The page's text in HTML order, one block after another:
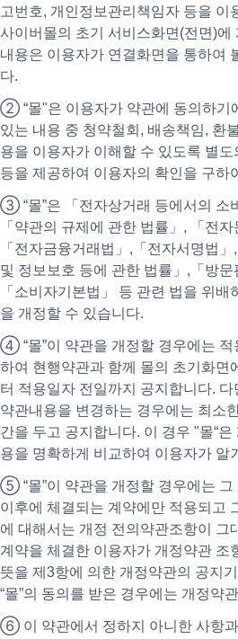
고번호, 개인정보관리책임자 등을 이
사이버몰의 초기 서비스화면(전면)에
내용은 이용자가 연결화면을 통하여
다.
② “몰"은 이용자가 약관에 동의하기
있는 내용 중 청약철회, 배송책임, 환
용을 이용자가 이해할 수 있도록 별
등을 제공하여 이용자의 확인을 구하
③ “몰”은 「전자상거래 등에서의 소
「약관의 규제에 관한 법률」, 「전
「전자금융거래법」,「전자서명법
및 정보보호 등에 관한 법률」,「방
「소비자기본법」 등 관련 법을 위
을 개정할 수 있습니다.
④ “몰”이 약관을 개정할 경우에는 적
하여 현행약관과 함께 몰의 초기화면
터 적용일자 전일까지 공지합니다. 다
약관내용을 변경하는 경우에는 최소
간을 두고 공지합니다. 이 경우 "몰“
용을 명확하게 비교하여 이용자가 알
⑤ “몰”이 약관을 개정할 경우에는 그
이후에 체결되는 계약에만 적용되고
에 대해서는 개정 전의약관조항이 그
계약을 체결한 이용자가 개정약관 조
뜻을 제3항에 의한 개정약관의 공지
“몰”의 동의를 받은 경우에는 개정약
⑥ 이 약관에서 정하지 아니한 사항